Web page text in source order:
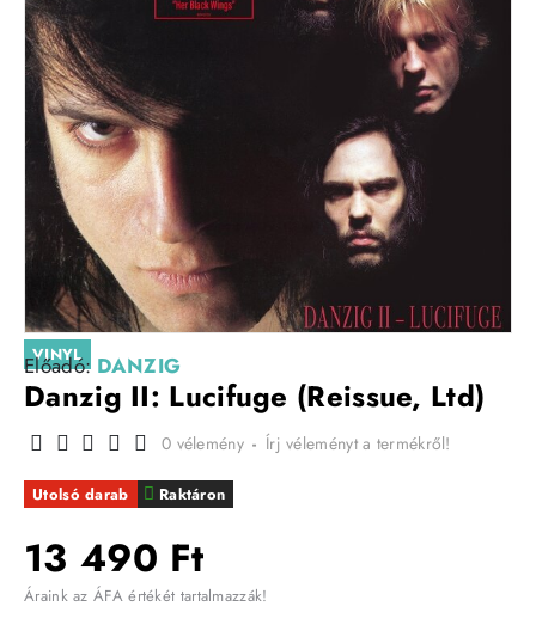
VINYL
Előadó: DANZIG
Danzig II: Lucifuge (Reissue, Ltd)
Raktáron
Utolsó darab
0 vélemény - Írj véleményt a termékről!
13 490 Ft
Áraink az ÁFA értékét tartalmazzák!